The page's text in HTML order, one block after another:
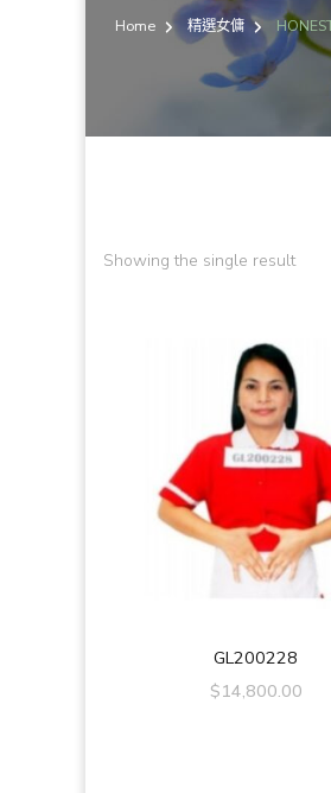
Home 精選女傭
Showing the single result
GL200228
$14,800.00